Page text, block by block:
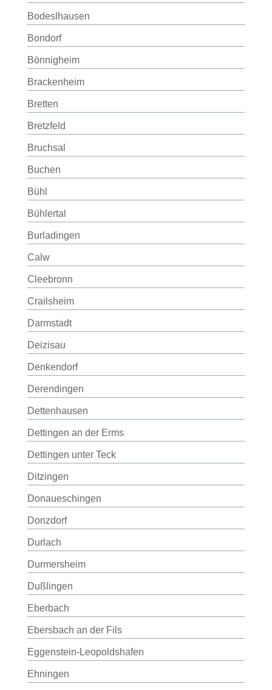
Bodeslhausen
Bondorf
Bönnigheim
Brackenheim
Bretten
Bretzfeld
Bruchsal
Buchen
Bühl
Bühlertal
Burladingen
Calw
Cleebronn
Crailsheim
Darmstadt
Deizisau
Denkendorf
Derendingen
Dettenhausen
Dettingen an der Erms
Dettingen unter Teck
Ditzingen
Donaueschingen
Donzdorf
Durlach
Durmersheim
Dußlingen
Eberbach
Ebersbach an der Fils
Eggenstein-Leopoldshafen
Ehningen